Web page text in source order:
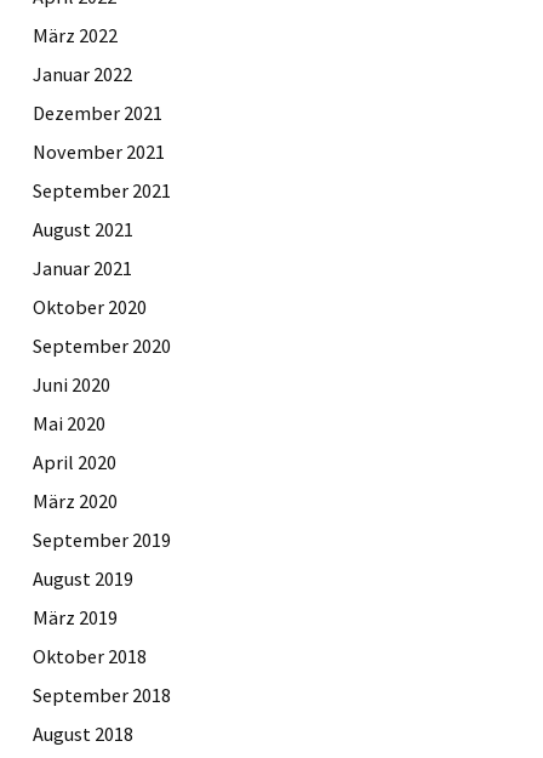
März 2022
Januar 2022
Dezember 2021
November 2021
September 2021
August 2021
Januar 2021
Oktober 2020
September 2020
Juni 2020
Mai 2020
April 2020
März 2020
September 2019
August 2019
März 2019
Oktober 2018
September 2018
August 2018